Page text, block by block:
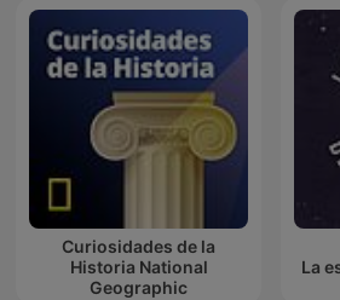
Curiosidades de la
Historia National
Geographic
La